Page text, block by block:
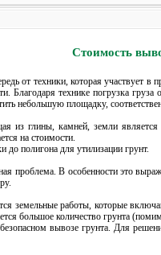
Стоимость
от техники, которая участвует в
Благодаря технике погрузка
небольшую площадку,
из глины, камней, земли
на стоимости.
до полигона для утилизации грунт.
проблема. В особенности это
земельные работы, которые
большое количество грунта
вывозе грунта. Для